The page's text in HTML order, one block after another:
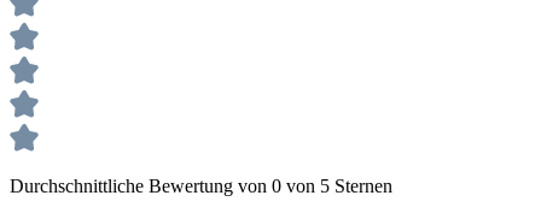
Durchschnittliche Bewertung von 0 von 5 Sternen